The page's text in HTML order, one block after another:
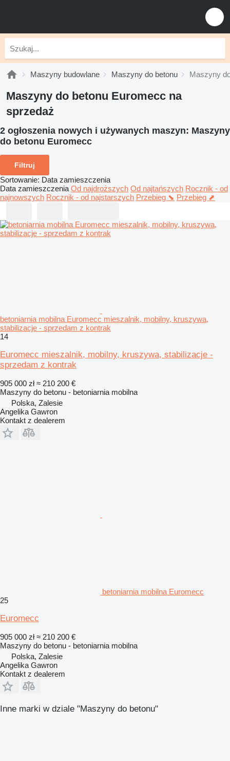
Maszyny budowlane Maszyny do betonu Maszyny
Maszyny do betonu Euromecc na
sprzedaż
2 ogłoszenia nowych i używanych maszyn: Maszyny
do betonu Euromecc
Filtruj
Sortowanie: Data zamieszczenia
Data zamieszczenia Od najdroższych Od najtańszych Rocznik - od
najnowszych Rocznik - od najstarszych Przebieg ⬊ Przebieg ⬈
betoniarnia mobilna Euromecc mieszalnik, mobilny, kruszywa,
stabilizacje - sprzedam z kontrak
14
Euromecc mieszalnik, mobilny, kruszywa, stabilizacje -
sprzedam z kontrak
905 000 zł ≈ 210 200 €
Maszyny do betonu - betoniarnia mobilna
Polska, Zalesie
Angelika Gawron
Kontakt z dealerem
betoniarnia mobilna Euromecc
25
Euromecc
905 000 zł ≈ 210 200 €
Maszyny do betonu - betoniarnia mobilna
Polska, Zalesie
Angelika Gawron
Kontakt z dealerem
Inne marki w dziale "Maszyny do betonu"